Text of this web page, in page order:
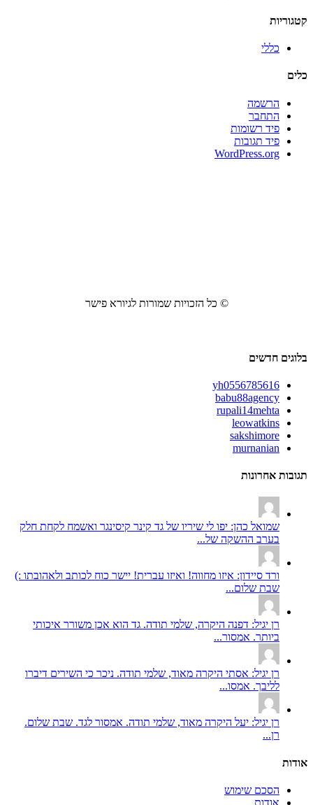
קטגוריות
כללי
כלים
הרשמה
התחבר
פיד רשומות
פיד תגובות
WordPress.org
© כל הזכויות שמורות לגיורא פישר
בלוגים חדשים
yh0556785616
babu88agency
rupali14mehta
leowatkins
sakshimore
murnanian
תגובות אחרונות
שמואל כהן: יפו לי שיריו של גד קינר קיסינגר ואשמח לקחת חלק
בערב ההשקה של...
ורד סיידון: איזו מחווה! ואיזו עברית! יישר כוח לכותב ולאהובתו :)
שבת שלום...
רן יגיל: דפנה היקרה, שלמי תודה. גד הוא אכן משורר איכותי
ביותר. אמסור...
רן יגיל: אסתי היקרה מאוד, שלמי תודה. ניכר כי השירים דיברו
לליבך. אמסו...
רן יגיל: יעל היקרה מאוד, שלמי תודה. אמסור לגד. שבת שלום.
רן...
אודות
הסכם שימוש
אודות